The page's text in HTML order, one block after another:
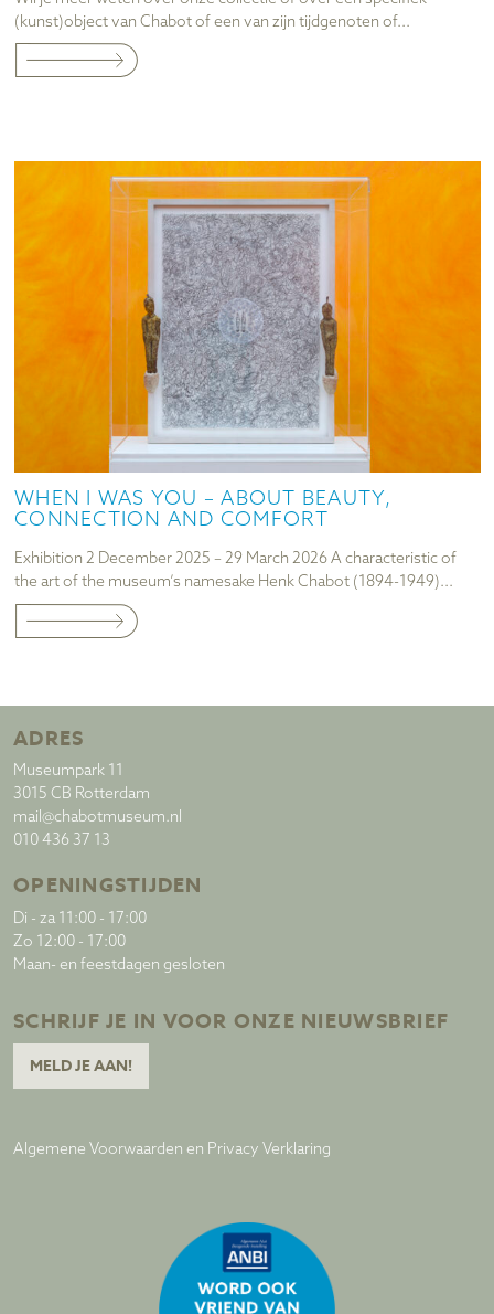
(kunst)object van Chabot of een van zijn tijdgenoten of...
WHEN I WAS YOU – ABOUT BEAUTY,
CONNECTION AND COMFORT
Exhibition 2 December 2025 – 29 March 2026 A characteristic of
the art of the museum’s namesake Henk Chabot (1894-1949)...
ADRES
Museumpark 11
3015 CB Rotterdam
mail@chabotmuseum.nl
010 436 37 13
OPENINGSTIJDEN
Di - za 11:00 - 17:00
Zo 12:00 - 17:00
Maan- en feestdagen gesloten
SCHRIJF JE IN VOOR ONZE NIEUWSBRIEF
MELD JE AAN!
Algemene Voorwaarden en Privacy Verklaring